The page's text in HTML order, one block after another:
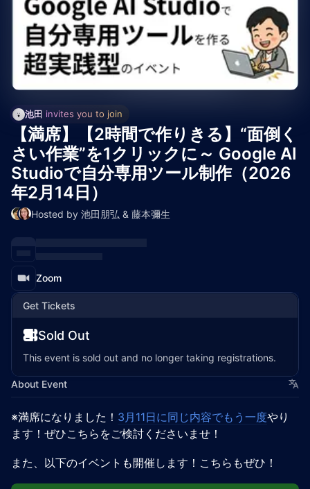
池田 invites you to join
【満席】【2時間で作りきる】“面倒く
さい作業”を1クリックに～ Google AI
Studioで自分専用ツール制作（2026
年2月14日）
Hosted by 池田朋弘 & 藤本彌生
Zoom
Get Tickets
Sold Out
This event is sold out and no longer taking registrations.
About Event
※満席になりました！ 3月11日に同じ内容でもう一度やり
ます！ぜひこちらをご検討くださいませ！
また、以下のイベントも開催します！こちらもぜひ！